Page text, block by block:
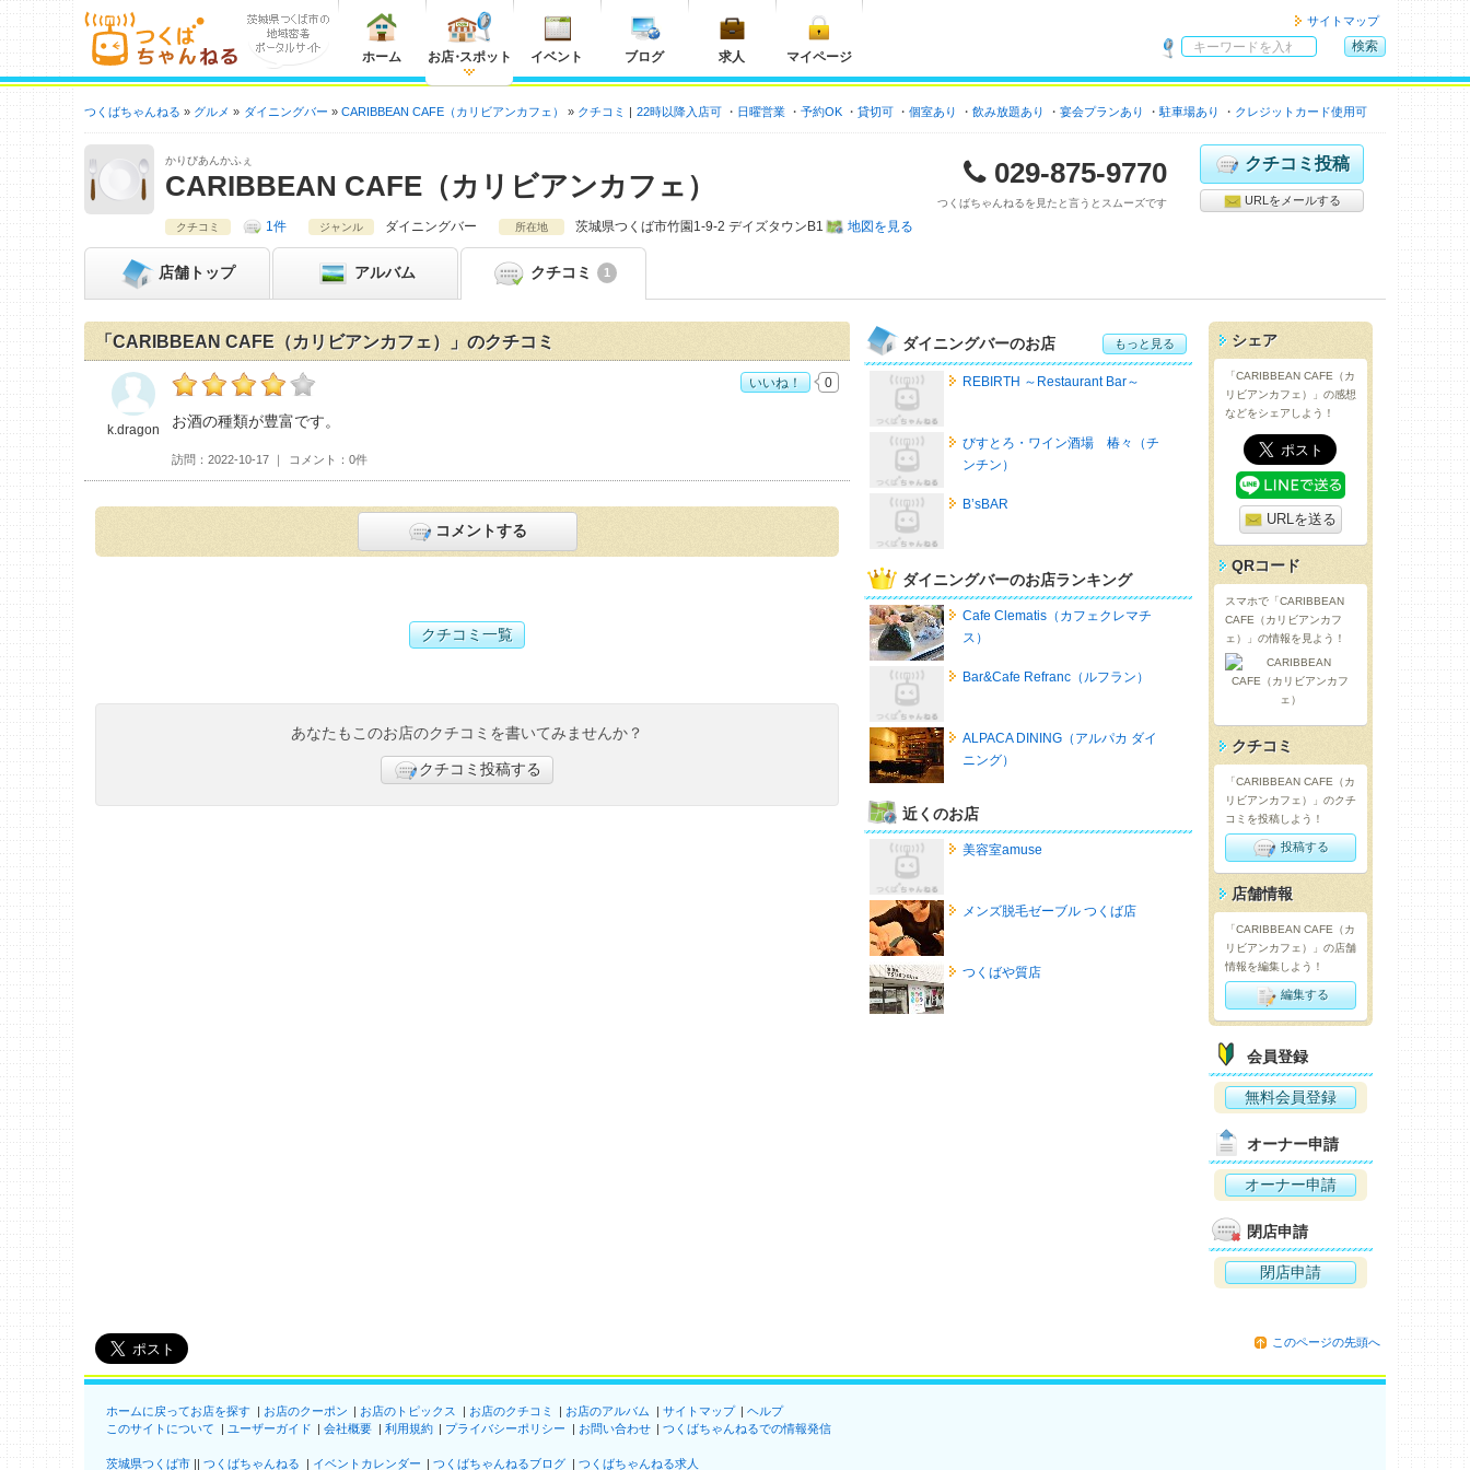
ホーム お店・スポット イベント ブログ 求人 マイページ
サイトマップ
ト
内
索
検索
つくばちゃんねる グルメ ダイニングバー CARIBBEAN CAFE（カリビアンカフェ） クチコミ 22時以降入店可 日曜営業 予約OK 貸切可 個室あり 飲み放題あり 宴会プランあり 駐車場あり クレジットカード使用可
かりびあんかふぇ
CARIBBEAN CAFE（カリビアンカフェ） 029-875-9770
つくばちゃんねるを見たと言うとスムーズです
クチコミ投稿
URLをメールする
クチコミ 1件 ジャンル ダイニングバー 所在地 茨城県つくば市竹園1-9-2 デイズタウンB1 地図を見る
店舗 トップ アルバム クチコミ 1
「CARIBBEAN CAFE（カリビアンカフェ）」のクチコミ
k.dragonのCARIBBEAN CAFE（カリビアンカフェ）おすすめ度：
お酒の種類が豊富です。
訪問 2022-10-17 コメント 0件
k.dragon
いいね！ 0
コメントする
クチコミ一覧
あなたもこのお店のクチコミを書いてみませんか？
クチコミ投稿する
ダイニングバーのお店 もっと見る
REBIRTH ～Restaurant Bar～
びすとろ・ワイン酒場 椿々（チ
ンチン）
B’sBAR
ダイニングバーのお店ランキング
Cafe Clematis（カフェクレマチ
ス）
Bar&Cafe Refranc（ルフラン）
ALPACA DINING（アルパカ ダイ
ニング）
近くのお店
美容室amuse
メンズ脱毛ゼーブル つくば店
つくばや質店
シェア
「CARIBBEAN CAFE（カ
リビアンカフェ）」の感想
などをシェアしよう！
URLを送る
QRコード
スマホで「CARIBBEAN
CAFE（カリビアンカフ
ェ）」の情報を見よう！
クチコミ
「CARIBBEAN CAFE（カ
リビアンカフェ）」のクチ
コミを投稿しよう！
投稿する
店舗情報
「CARIBBEAN CAFE（カ
リビアンカフェ）」の店舗
情報を編集しよう！
編集する
会員登録
無料会員登録
オーナー申請
オーナー申請
閉店申請
閉店申請
このページの先頭へ
ホームに戻ってお店を探す お店のクーポン お店のトピックス お店のクチコミ お店のアルバム サイトマップ
ヘルプ
このサイトについて
ユーザーガイド 会社概要 利用規約 プライバシーポリシー お問い合わせ つくばちゃんねるでの情報発信
茨城県つくば市 つくばちゃんねる イベントカレンダー つくばちゃんねるブログ つくばちゃんねる求人